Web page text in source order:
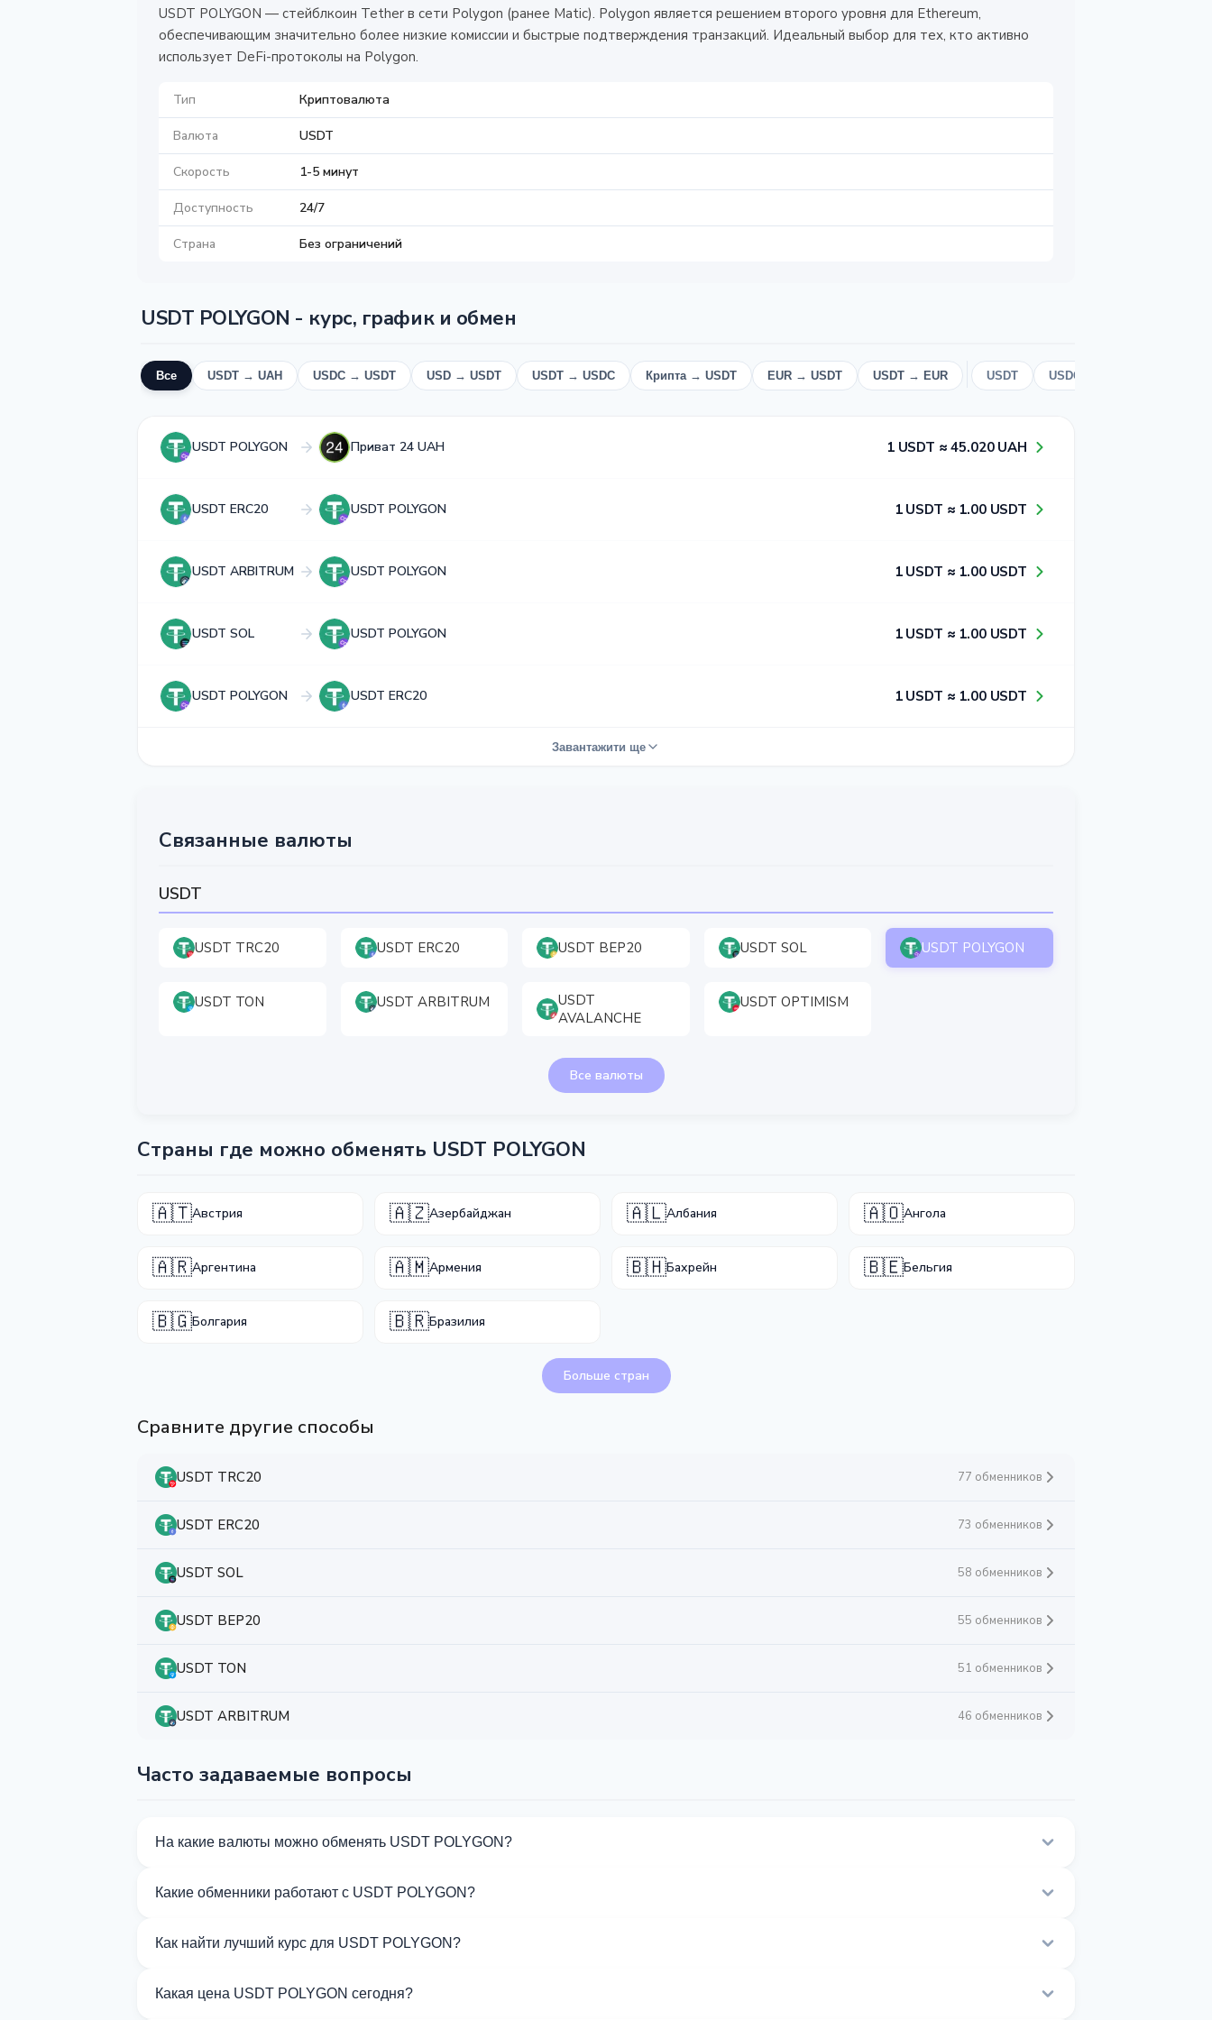
USDT POLYGON — стейблкоин Tether в сети Polygon (ранее Matic). Polygon является решением второго уровня для Ethereum,
обеспечивающим значительно более низкие комиссии и быстрые подтверждения транзакций. Идеальный выбор для тех, кто активно
использует DeFi-протоколы на Polygon.
Тип Криптовалюта
Валюта USDT
Скорость 1-5 минут
Доступность 24/7
Страна Без ограничений
USDT POLYGON - курс, график и обмен
Все USDT → UAH USDC → USDT USD → USDT USDT → USDC Крипта → USDT EUR → USDT USDT → EUR USDT USDC
USDT POLYGON Приват 24 UAH 1​ USDT ≈ 4​5​.0​2​0​ UAH
USDT ERC20 USDT POLYGON 1​ USDT ≈ 1​.0​0​ USDT
USDT ARBITRUM USDT POLYGON 1​ USDT ≈ 1​.0​0​ USDT
USDT SOL USDT POLYGON 1​ USDT ≈ 1​.0​0​ USDT
USDT POLYGON USDT ERC20 1​ USDT ≈ 1​.0​0​ USDT
Завантажити ще
Связанные валюты
USDT
USDT TRC20 USDT ERC20 USDT BEP20 USDT SOL USDT POLYGON
USDT TON USDT ARBITRUM
USDT
AVALANCHE
USDT OPTIMISM
Все валюты
Страны где можно обменять USDT POLYGON
🇦🇹Австрия 🇦🇿Азербайджан 🇦🇱Албания 🇦🇴Ангола
🇦🇷Аргентина 🇦🇲Армения 🇧🇭Бахрейн 🇧🇪Бельгия
🇧🇬Болгария 🇧🇷Бразилия
Больше стран
Сравните другие способы
USDT TRC20 77 обменников
USDT ERC20 73 обменников
USDT SOL 58 обменников
USDT BEP20 55 обменников
USDT TON 51 обменников
USDT ARBITRUM 46 обменников
Часто задаваемые вопросы
На какие валюты можно обменять USDT POLYGON?
Какие обменники работают с USDT POLYGON?
Как найти лучший курс для USDT POLYGON?
Какая цена USDT POLYGON сегодня?